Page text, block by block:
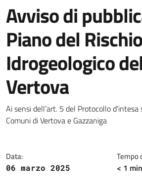
Avviso di
Piano del Rischio
Idrogeologico
Vertova
Dettagli della
Ai sensi dell’art. 5 del Protocollo
Comuni di Vertova e Gazzaniga
Data:
06 marzo 2025
Tempo
< 1 min